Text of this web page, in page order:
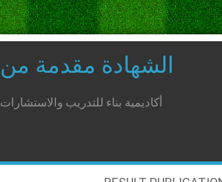
الشهادة مقدمة من
أكاديمية بناء للتدريب والاستشارات